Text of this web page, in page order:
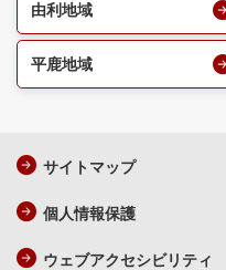
由利地域
平鹿地域
サイトマップ
個人情報保護
ウェブアクセシビリティ